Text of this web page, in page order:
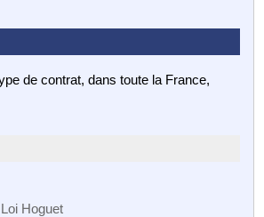
de contrat, dans toute la France,
Hoguet